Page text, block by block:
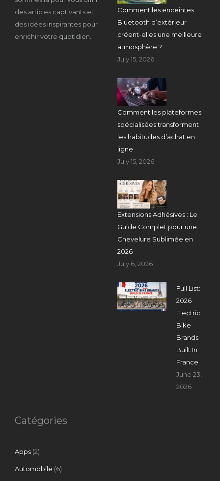
des articles captivants et
des idées inspirantes pour
enrichir votre quotidien.
Comment les enceintes
Bluetooth d’extérieur
créent-elles une meilleure
atmosphère ?
July 15, 2026
Comment les plateformes
spécialisées transforment
les habitudes d’achat en
ligne
July 15, 2026
Extensions Adhésives : Le
Guide Complet pour une
Chevelure Sublimée en
2026
July 6, 2026
Full List:
2026
Electric
Bike
Brands
Built In
France
June 23,
2026
Catégories
Apps (2)
Automobile (6)